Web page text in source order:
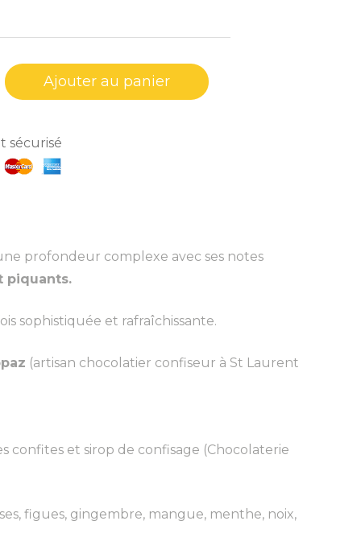
Ajouter au panier
sécurisé
profondeur complexe avec ses notes
piquants.
sophistiquée et rafraîchissante.
(artisan chocolatier confiseur à St Laurent
confites et sirop de confisage (Chocolaterie
figues, gingembre, mangue, menthe, noix,